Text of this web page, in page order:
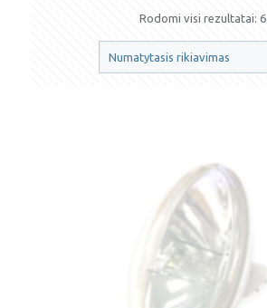
Rodomi visi rezultatai: 6